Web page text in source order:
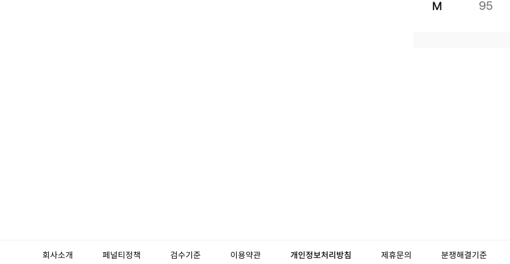
회사소개 페널티정책 검수기준 이용약관 개인정보처리방침 제휴문의 분쟁해결기준